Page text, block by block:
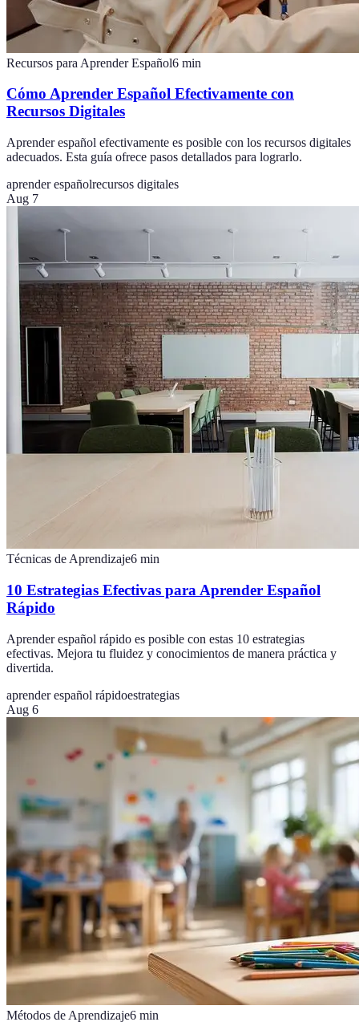
Recursos para Aprender Español6 min
Cómo Aprender Español Efectivamente con
Recursos Digitales
Aprender español efectivamente es posible con los recursos digitales
adecuados. Esta guía ofrece pasos detallados para lograrlo.
aprender españolrecursos digitales
Aug 7
Técnicas de Aprendizaje6 min
10 Estrategias Efectivas para Aprender Español
Rápido
Aprender español rápido es posible con estas 10 estrategias
efectivas. Mejora tu fluidez y conocimientos de manera práctica y
divertida.
aprender español rápidoestrategias
Aug 6
Métodos de Aprendizaje6 min